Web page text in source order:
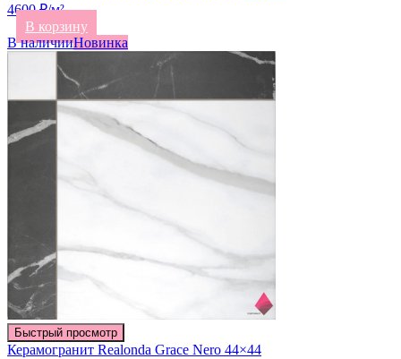
4600 ₽/м²
В корзину
В наличииНовинка
Быстрый просмотр
Керамогранит Realonda Grace Nero 44×44